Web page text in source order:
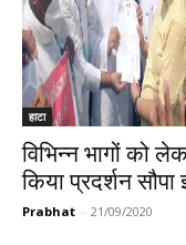
हाटा
विभिन्न भागों को
किया प्रदर्शन सौपा
Prabhat - 21/09/2020